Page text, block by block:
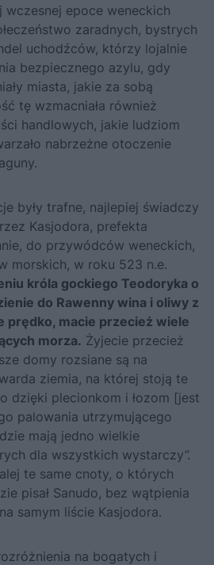
wczesnej epoce weneckich
zaradnych, bystrych
uchodźców, którzy lojalnie
bezpiecznego azylu, gdy
miasta, jakie za sobą
tę wzmacniała również
handlowych, jakie ludziom
nabrzeżne otoczenie
były trafne, najlepiej świadczy
Kasjodora, prefekta
do przywódców weneckich,
morskich, w roku 523 n.e.
króla gockiego Teodoryka o
do Rawenny wina i oliwy z
prędko, macie przecież wiele
morza. Żyjecie przecież
domy rozsiane są na
ziemia, na której stoją te
dzięki plecionkom i łozom [jest
palowania utrzymującego
mają jedno wielkie
dla wszystkich wystarczy”.
te same cnoty, o których
pisał Sanudo, bez wątpienia
samym liście Kasjodora.
na bogatych i